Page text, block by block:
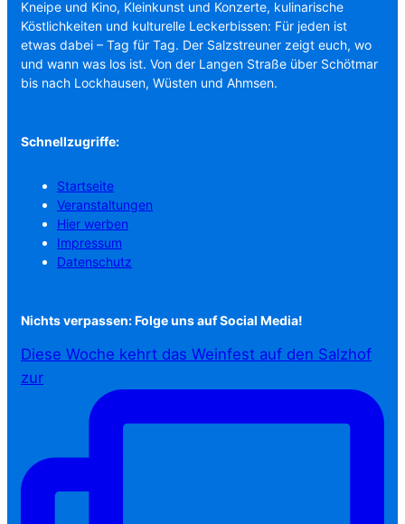
Kneipe und Kino, Kleinkunst und Konzerte, kulinarische
Köstlichkeiten und kulturelle Leckerbissen: Für jeden ist
etwas dabei – Tag für Tag. Der Salzstreuner zeigt euch, wo
und wann was los ist. Von der Langen Straße über Schötmar
bis nach Lockhausen, Wüsten und Ahmsen.
Schnellzugriffe:
Startseite
Veranstaltungen
Hier werben
Impressum
Datenschutz
Nichts verpassen: Folge uns auf Social Media!
Diese Woche kehrt das Weinfest auf den Salzhof
zur